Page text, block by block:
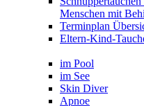
Menschen mit
Terminplan
Eltern-Kind-
im Pool
im See
Skin Diver
Apnoe